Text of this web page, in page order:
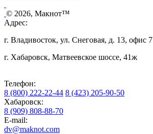
© 2026, Макнот™
Адрес:
г. Владивосток, ул. Снеговая, д. 13, офис 7
г. Хабаровск, Матвеевское шоссе, 41ж
Телефон:
8 (800) 222-22-44 8 (423) 205-90-50
Хабаровск:
8 (909) 808-88-70
E-mail:
dv@maknot.com